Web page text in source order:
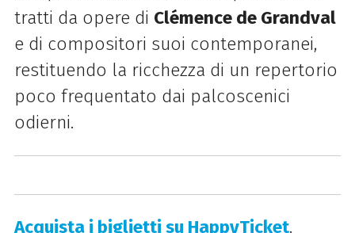
tratti da opere di Clémence de Grandval
e di compositori suoi contemporanei,
restituendo la ricchezza di un repertorio
poco frequentato dai palcoscenici
odierni.
Acquista i biglietti su HappyTicket.